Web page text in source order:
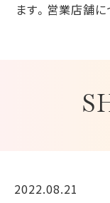
ます。営業店舗に
2022.08.21